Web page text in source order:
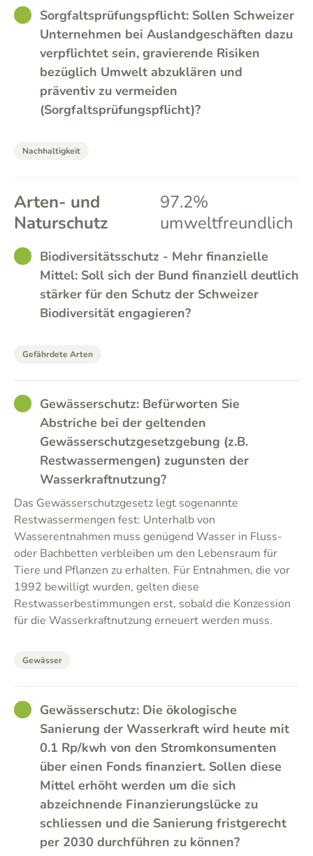
GOODSorgfaltsprüfungspflicht: Sollen Schweizer
Unternehmen bei Auslandgeschäften dazu
verpflichtet sein, gravierende Risiken
bezüglich Umwelt abzuklären und
präventiv zu vermeiden
(Sorgfaltsprüfungspflicht)?
Nachhaltigkeit
Arten- und
Naturschutz
97.2%
umweltfreundlich
GOODBiodiversitätsschutz - Mehr finanzielle
Mittel: Soll sich der Bund finanziell deutlich
stärker für den Schutz der Schweizer
Biodiversität engagieren?
Gefährdete Arten
GOODGewässerschutz: Befürworten Sie
Abstriche bei der geltenden
Gewässerschutzgesetzgebung (z.B.
Restwassermengen) zugunsten der
Wasserkraftnutzung?
Das Gewässerschutzgesetz legt sogenannte
Restwassermengen fest: Unterhalb von
Wasserentnahmen muss genügend Wasser in Fluss-
oder Bachbetten verbleiben um den Lebensraum für
Tiere und Pflanzen zu erhalten. Für Entnahmen, die vor
1992 bewilligt wurden, gelten diese
Restwasserbestimmungen erst, sobald die Konzession
für die Wasserkraftnutzung erneuert werden muss.
Gewässer
GOODGewässerschutz: Die ökologische
Sanierung der Wasserkraft wird heute mit
0.1 Rp/kwh von den Stromkonsumenten
über einen Fonds finanziert. Sollen diese
Mittel erhöht werden um die sich
abzeichnende Finanzierungslücke zu
schliessen und die Sanierung fristgerecht
per 2030 durchführen zu können?